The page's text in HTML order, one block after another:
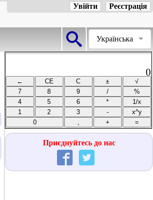
Реєстрація
Увійти
Українська
0
Приєднуйтесь до нас